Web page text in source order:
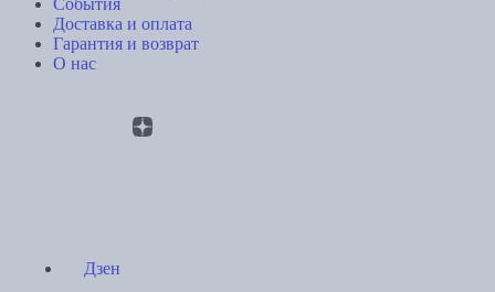
Доставка и оплата
Гарантия и возврат
О нас
Дзен